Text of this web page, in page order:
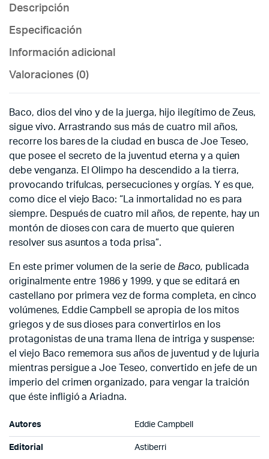
Descripción
Especificación
Información adicional
Valoraciones (0)
Baco, dios del vino y de la juerga, hijo ilegítimo de Zeus,
sigue vivo. Arrastrando sus más de cuatro mil años,
recorre los bares de la ciudad en busca de Joe Teseo,
que posee el secreto de la juventud eterna y a quien
debe venganza. El Olimpo ha descendido a la tierra,
provocando trifulcas, persecuciones y orgías. Y es que,
como dice el viejo Baco: “La inmortalidad no es para
siempre. Después de cuatro mil años, de repente, hay un
montón de dioses con cara de muerto que quieren
resolver sus asuntos a toda prisa”.
En este primer volumen de la serie de Baco, publicada
originalmente entre 1986 y 1999, y que se editará en
castellano por primera vez de forma completa, en cinco
volúmenes, Eddie Campbell se apropia de los mitos
griegos y de sus dioses para convertirlos en los
protagonistas de una trama llena de intriga y suspense:
el viejo Baco rememora sus años de juventud y de lujuria
mientras persigue a Joe Teseo, convertido en jefe de un
imperio del crimen organizado, para vengar la traición
que éste infligió a Ariadna.
Autores Eddie Campbell
Editorial Astiberri